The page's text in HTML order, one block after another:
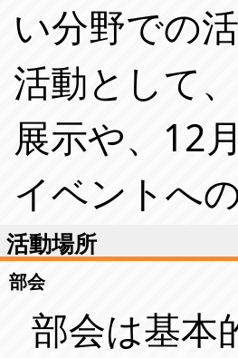
い分野での
活動として
展示や、12
イベントへ
活動場所
部会
部会は基本